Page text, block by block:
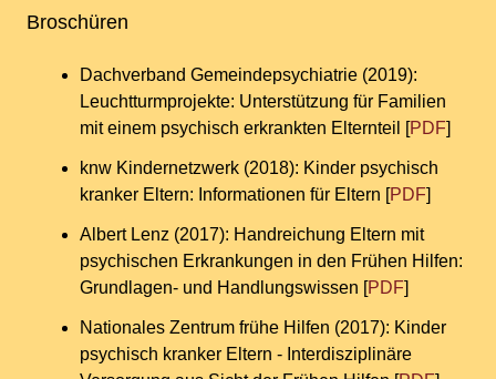
Broschüren
Dachverband Gemeindepsychiatrie (2019):
Leuchtturmprojekte: Unterstützung für Familien
mit einem psychisch erkrankten Elternteil [PDF]
knw Kindernetzwerk (2018): Kinder psychisch
kranker Eltern: Informationen für Eltern [PDF]
Albert Lenz (2017): Handreichung Eltern mit
psychischen Erkrankungen in den Frühen Hilfen:
Grundlagen- und Handlungswissen [PDF]
Nationales Zentrum frühe Hilfen (2017): Kinder
psychisch kranker Eltern - Interdisziplinäre